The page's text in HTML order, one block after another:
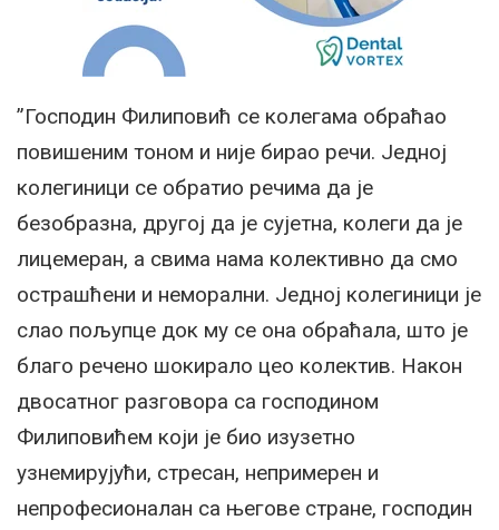
”Господин Филиповић се колегама обраћао
повишеним тоном и није бирао речи. Једној
колегиници се обратио речима да je
безобразна, другој да je сујетна, колеги да je
лицемеран, а свима нама колективно да смо
острашћени и неморални. Jедној колегиници je
слао пољупце док му се она обраћала, што je
благо речено шокирало цео колектив. Након
двосатног разговора са господином
Филиповићем који je био изузетно
узнемирујући, стресан, непримерен и
непрофесионалан са његове стране, господин